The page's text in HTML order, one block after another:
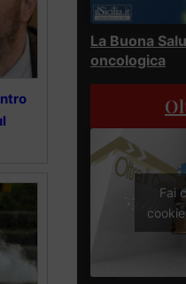
La Buona
oncologica
Fai